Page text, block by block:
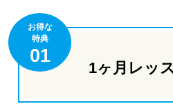
お得な
特典
01
1ヶ月レッ